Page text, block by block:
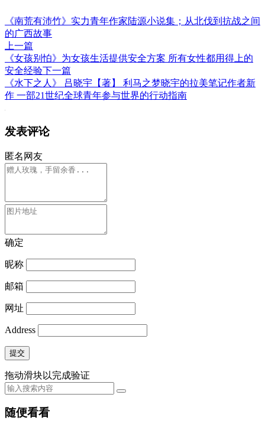
《南荒有沛竹》实力青年作家陆源小说集；从北伐到抗战之间
的广西故事
上一篇
《女孩别怕》为女孩生活提供安全方案 所有女性都用得上的
安全经验下一篇
《水下之人》 吕晓宇【著】 利马之梦晓宇的拉美笔记作者新
作 一部21世纪全球青年参与世界的行动指南
发表评论
匿名网友
确定
昵称
邮箱
网址
Address
提交
拖动滑块以完成验证
随便看看